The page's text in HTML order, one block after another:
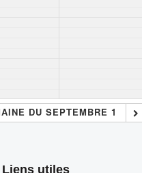
DU SEPTEMBRE 1
Liens utiles